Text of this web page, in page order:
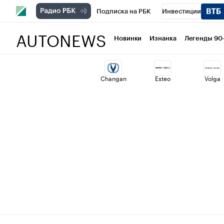
Подписка на РБК Инвестиции
Национальные проекты Город
Кредитные рейтинги Франшизы
AUTONEWS Новинки Изнанка Легенды
Changan Esteo Volga